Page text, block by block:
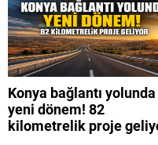
Konya bağlantı yolunda
yeni dönem! 82
kilometrelik proje